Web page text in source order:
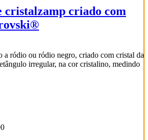
cristalzamp criado com
a ródio ou ródio negro, criado com cristal da
irregular, na cor cristalino, medindo